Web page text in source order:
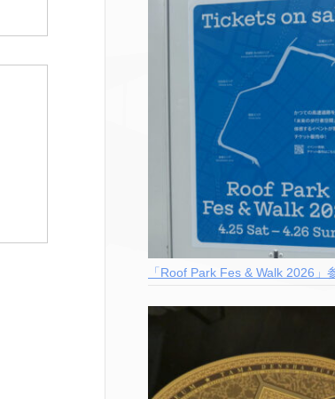
「Roof Park Fes & Walk 2026」